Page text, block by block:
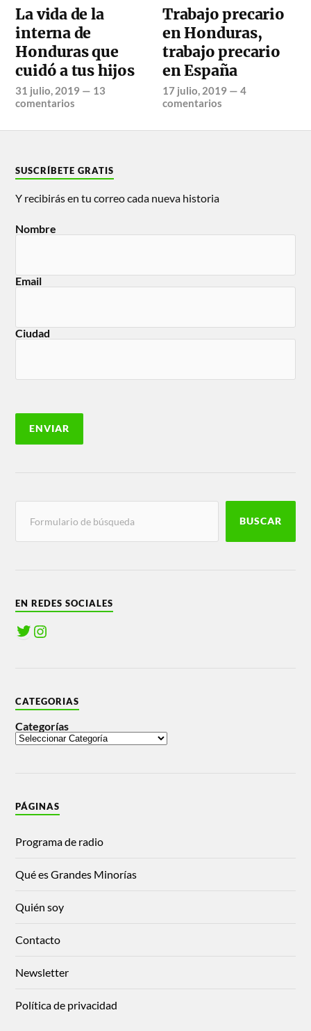
La vida de la
interna de
Honduras que
cuidó a tus hijos
31 julio, 2019 — 13
comentarios
Trabajo precario
en Honduras,
trabajo precario
en España
17 julio, 2019 —4
comentarios
SUSCRÍBETE GRATIS
Y recibirás en tu correo cada nueva historia
Nombre
Email
Ciudad
BUSCAR
EN REDES SOCIALES
CATEGORIAS
Categorías
PÁGINAS
Programa de radio
Qué es Grandes Minorías
Quién soy
Contacto
Newsletter
Política de privacidad